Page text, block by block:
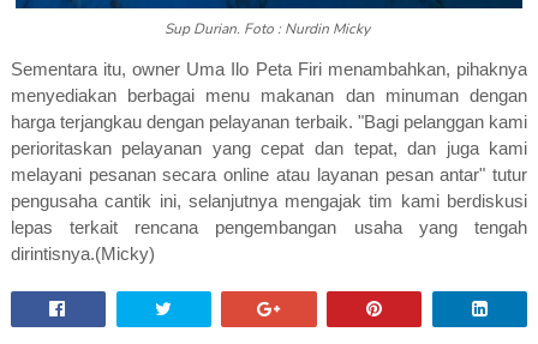
Sup Durian. Foto : Nurdin Micky
Sementara itu, owner Uma Ilo Peta Firi menambahkan, pihaknya
menyediakan berbagai menu makanan dan minuman dengan
harga terjangkau dengan pelayanan terbaik. "Bagi pelanggan kami
perioritaskan pelayanan yang cepat dan tepat, dan juga kami
melayani pesanan secara online atau layanan pesan antar" tutur
pengusaha cantik ini, selanjutnya mengajak tim kami berdiskusi
lepas terkait rencana pengembangan usaha yang tengah
dirintisnya.(Micky)